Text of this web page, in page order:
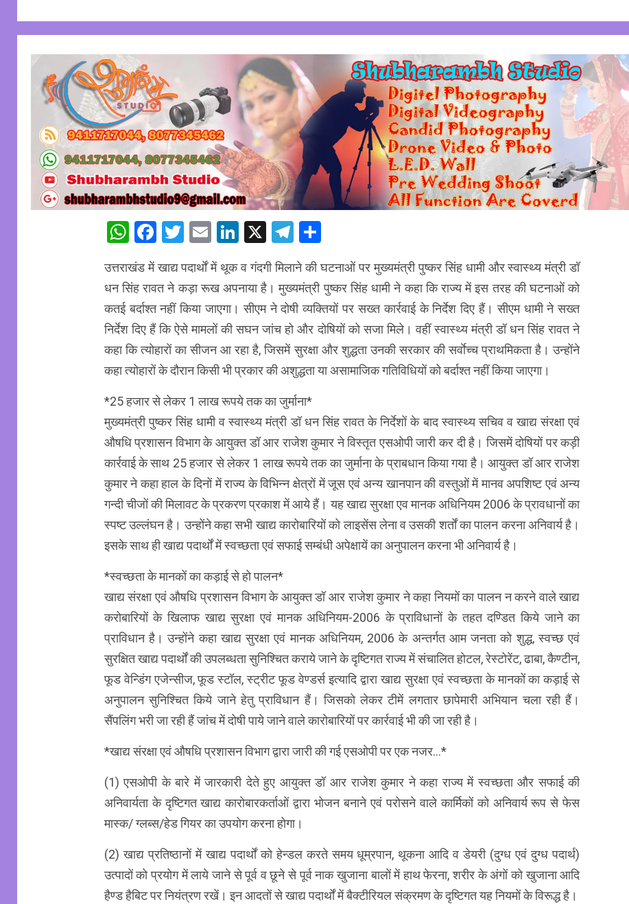
WhatsApp
Facebook
Twitter
EmailLinkedIn
X Telegram
Share
उत्तराखंड में खाद्य पदार्थाें में थूक व गंदगी मिलाने की घटनाओं पर मुख्यमंत्री पुष्कर सिंह धामी और स्वास्थ्य मंत्री डॉ
धन सिंह रावत ने कड़ा रूख अपनाया है। मुख्यमंत्री पुष्कर सिंह धामी ने कहा कि राज्य में इस तरह की घटनाओं को
कतई बर्दाश्त नहीं किया जाएगा। सीएम ने दोषी व्यक्तियों पर सख्त कार्रवाई के निर्देश दिए हैं। सीएम धामी ने सख्त
निर्देश दिए हैं कि ऐसे मामलों की सघन जांच हो और दोषियों को सजा मिले। वहीं स्वास्थ्य मंत्री डॉ धन सिंह रावत ने
कहा कि त्योहारों का सीजन आ रहा है, जिसमें सुरक्षा और शुद्धता उनकी सरकार की सर्वाेच्च प्राथमिकता है। उन्होंने
कहा त्योहारों के दौरान किसी भी प्रकार की अशुद्धता या असामाजिक गतिविधियों को बर्दाश्त नहीं किया जाएगा।
*25 हजार से लेकर 1 लाख रूपये तक का जुर्माना*
मुख्यमंत्री पुष्कर सिंह धामी व स्वास्थ्य मंत्री डॉ धन सिंह रावत के निर्देशों के बाद स्वास्थ्य सचिव व खाद्य संरक्षा एवं
औषधि प्रशासन विभाग के आयुक्त डॉ आर राजेश कुमार ने विस्तृत एसओपी जारी कर दी है। जिसमें दोषियों पर कड़ी
कार्रवाई के साथ 25 हजार से लेकर 1 लाख रूपये तक का जुर्माना के प्राबधान किया गया है। आयुक्त डॉ आर राजेश
कुमार ने कहा हाल के दिनों में राज्य के विभिन्न क्षेत्रों में जूस एवं अन्य खानपान की वस्तुओं में मानव अपशिष्ट एवं अन्य
गन्दी चीजों की मिलावट के प्रकरण प्रकाश में आये हैं। यह खाद्य सुरक्षा एव मानक अधिनियम 2006 के प्रावधानों का
स्पष्ट उल्लंघन है। उन्होंने कहा सभी खाद्य कारोबारियों को लाइसेंस लेना व उसकी शर्तों का पालन करना अनिवार्य है।
इसके साथ ही खाद्य पदार्थों में स्वच्छता एवं सफाई सम्बंधी अपेक्षायें का अनुपालन करना भी अनिवार्य है।
*स्वच्छता के मानकों का कड़ाई से हो पालन*
खाद्य संरक्षा एवं औषधि प्रशासन विभाग के आयुक्त डॉ आर राजेश कुमार ने कहा नियमों का पालन न करने वाले खाद्य
करोबारियों के खिलाफ खाद्य सुरक्षा एवं मानक अधिनियम-2006 के प्राविधानों के तहत दण्डित किये जाने का
प्राविधान है। उन्होंने कहा खाद्य सुरक्षा एवं मानक अधिनियम, 2006 के अन्तर्गत आम जनता को शुद्ध, स्वच्छ एवं
सुरक्षित खाद्य पदार्थों की उपलब्धता सुनिश्चित कराये जाने के दृष्टिगत राज्य में संचालित होटल, रेस्टोरेंट, ढाबा, कैण्टीन,
फूड वेन्डिंग एजेन्सीज, फूड स्टॉल, स्ट्रीट फूड वेण्डर्स इत्यादि द्वारा खाद्य सुरक्षा एवं स्वच्छता के मानकों का कड़ाई से
अनुपालन सुनिश्चित किये जाने हेतु प्राविधान हैं। जिसको लेकर टीमें लगतार छापेमारी अभियान चला रही हैं।
सैंपलिंग भरी जा रही हैं जांच में दोषी पाये जाने वाले कारोबारियों पर कार्रवाई भी की जा रही है।
*खाद्य संरक्षा एवं औषधि प्रशासन विभाग द्वारा जारी की गई एसओपी पर एक नजर…*
(1) एसओपी के बारे में जारकारी देते हुए आयुक्त डॉ आर राजेश कुमार ने कहा राज्य में स्वच्छता और सफाई की
अनिवार्यता के दृष्टिगत खाद्य कारोबारकर्ताओं द्वारा भोजन बनाने एवं परोसने वाले कार्मिकों को अनिवार्य रूप से फेस
मास्क/ ग्लब्स/हेड गियर का उपयोग करना होगा।
(2) खाद्य प्रतिष्ठानों में खाद्य पदार्थों को हेन्डल करते समय धूम्रपान, थूकना आदि व डेयरी (दुग्ध एवं दुग्ध पदार्थ)
उत्पादों को प्रयोग में लाये जाने से पूर्व व छूने से पूर्व नाक खुजाना बालों में हाथ फेरना, शरीर के अंगों को खुजाना आदि
हैण्ड हैबिट पर नियंत्रण रखें। इन आदतों से खाद्य पदार्थों में बैक्टीरियल संक्रमण के दृष्टिगत यह नियमों के विरूद्ध है।